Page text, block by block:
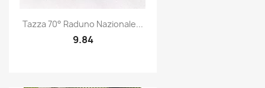
Quick view
Tazza 70° Raduno Nazionale...
9.84